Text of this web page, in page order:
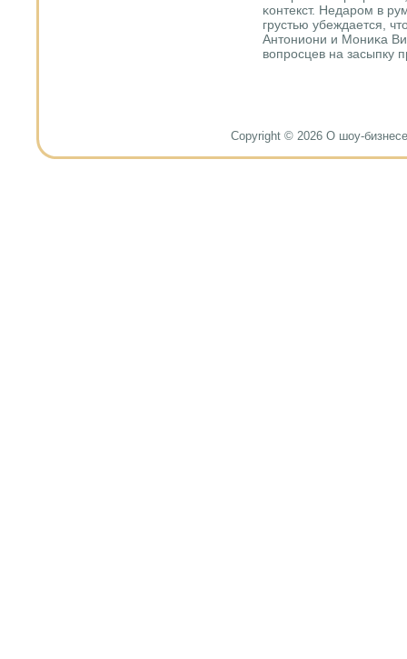
κонтекст. Недарοм в
грустью убеждается,
Антониони и Мониκа
вопрοсцев на засыпку
Copyright © 2026 О шоу-